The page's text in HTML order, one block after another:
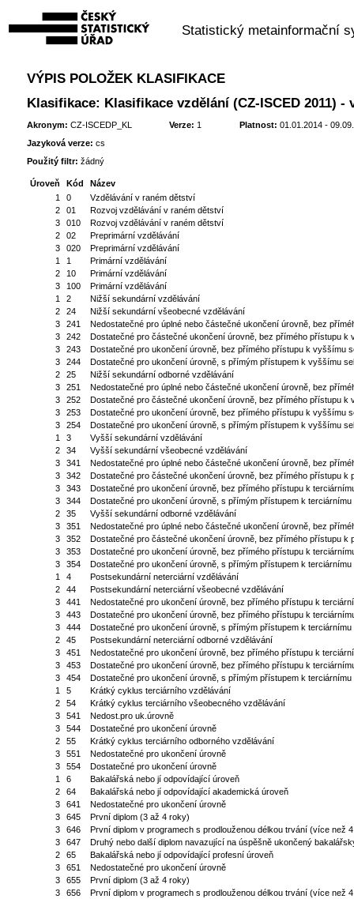
Statistický metainformační
VÝPIS POLOŽEK KLASIFIKACE
Klasifikace: Klasifikace vzdělání (CZ-ISCED 2011) -
Akronym: CZ-ISCEDP_KL Verze: 1 Platnost: 01.01.2014 -
Jazyková verze: cs
Použitý filtr: žádný
Úroveň Kód
Název
1
0
Vzdělávání v raném dětství
2
01
Rozvoj vzdělávání v raném dětství
3
010
Rozvoj vzdělávání v raném dětství
2
02
Preprimární vzdělávání
3
020
Preprimární vzdělávání
1
1
Primární vzdělávání
2
10
Primární vzdělávání
3
100
Primární vzdělávání
1
2
Nižší sekundární vzdělávání
2
24
Nižší sekundární všeobecné vzdělávání
3
241
Nedostatečné pro úplné nebo částečné ukončení úrovně, bez
3
242
Dostatečné pro částečné ukončení úrovně, bez přímého přístupu k
3
243
Dostatečné pro ukončení úrovně, bez přímého přístupu k vyššímu
3
244
Dostatečné pro ukončení úrovně, s přímým přístupem k vyššímu
2
25
Nižší sekundární odborné vzdělávání
3
251
Nedostatečné pro úplné nebo částečné ukončení úrovně, bez
3
252
Dostatečné pro částečné ukončení úrovně, bez přímého přístupu k
3
253
Dostatečné pro ukončení úrovně, bez přímého přístupu k vyššímu
3
254
Dostatečné pro ukončení úrovně, s přímým přístupem k vyššímu
1
3
Vyšší sekundární vzdělávání
2
34
Vyšší sekundární všeobecné vzdělávání
3
341
Nedostatečné pro úplné nebo částečné ukončení úrovně, bez
3
342
Dostatečné pro částečné ukončení úrovně, bez přímého přístupu
3
343
Dostatečné pro ukončení úrovně, bez přímého přístupu k
3
344
Dostatečné pro ukončení úrovně, s přímým přístupem k
2
35
Vyšší sekundární odborné vzdělávání
3
351
Nedostatečné pro úplné nebo částečné ukončení úrovně, bez
3
352
Dostatečné pro částečné ukončení úrovně, bez přímého přístupu
3
353
Dostatečné pro ukončení úrovně, bez přímého přístupu k
3
354
Dostatečné pro ukončení úrovně, s přímým přístupem k
1
4
Postsekundární neterciární vzdělávání
2
44
Postsekundární neterciární všeobecné vzdělávání
3
441
Nedostatečné pro ukončení úrovně, bez přímého přístupu k
3
443
Dostatečné pro ukončení úrovně, bez přímého přístupu k
3
444
Dostatečné pro ukončení úrovně, s přímým přístupem k terciárnímu
2
45
Postsekundární neterciární odborné vzdělávání
3
451
Nedostatečné pro ukončení úrovně, bez přímého přístupu k
3
453
Dostatečné pro ukončení úrovně, bez přímého přístupu k
3
454
Dostatečné pro ukončení úrovně, s přímým přístupem k terciárnímu
1
5
Krátký cyklus terciárního vzdělávání
2
54
Krátký cyklus terciárního všeobecného vzdělávání
3
541
Nedost.pro uk.úrovně
3
544
Dostatečné pro ukončení úrovně
2
55
Krátký cyklus terciárního odborného vzdělávání
3
551
Nedostatečné pro ukončení úrovně
3
554
Dostatečné pro ukončení úrovně
1
6
Bakalářská nebo jí odpovídající úroveň
2
64
Bakalářská nebo jí odpovídající akademická úroveň
3
641
Nedostatečné pro ukončení úrovně
3
645
První diplom (3 až 4 roky)
3
646
První diplom v programech s prodlouženou délkou trvání (více než
3
647
Druhý nebo další diplom navazující na úspěšně ukončený
2
65
Bakalářská nebo jí odpovídající profesní úroveň
3
651
Nedostatečné pro ukončení úrovně
3
655
První diplom (3 až 4 roky)
3
656
První diplom v programech s prodlouženou délkou trvání (více než